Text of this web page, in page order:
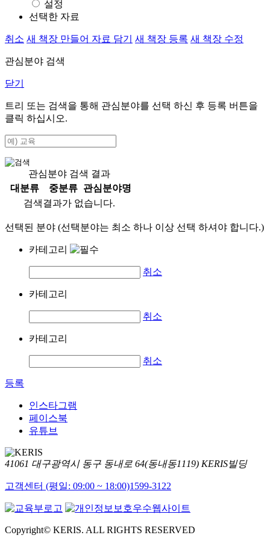
설정
선택한 자료
취소 새 책장 만들어 자료 담기 새 책장 등록 새 책장 수정
관심분야 검색
닫기
트리 또는 검색을 통해 관심분야를 선택 하신 후 등록 버튼을
클릭 하십시오.
관심분야 검색 결과
대분류
중분류
관심분야명
검색결과가 없습니다.
선택된 분야 (선택분야는 최소 하나 이상 선택 하셔야 합니다.)
카테고리
취소
카테고리
취소
카테고리
취소
등록
인스타그램
페이스북
유튜브
41061 대구광역시 동구 동내로 64(동내동1119) KERIS빌딩
고객센터 (평일: 09:00 ~ 18:00)1599-3122
Copyright© KERIS. ALL RIGHTS RESERVED